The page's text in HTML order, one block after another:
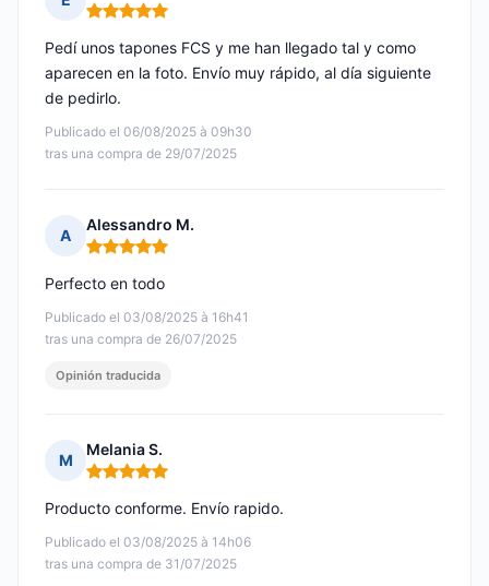
Nota: 5 de 5
Publicado el 06/08/2025 à 09h30
tras una compra de 29/07/2025
Pedí unos tapones FCS y me han llegado tal y como
aparecen en la foto. Envío muy rápido, al día siguiente
de pedirlo.
A
Alessandro M.
Nota: 5 de 5
Publicado el 03/08/2025 à 16h41
tras una compra de 26/07/2025
Perfecto en todo
Opinión traducida
M
Melania S.
Nota: 5 de 5
Publicado el 03/08/2025 à 14h06
tras una compra de 31/07/2025
Producto conforme. Envío rapido.